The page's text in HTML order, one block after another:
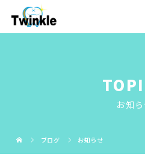
お知
ブログ お知らせ